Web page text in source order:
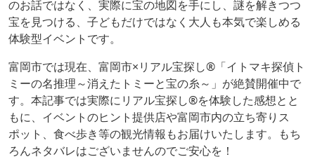
のお話ではなく、実際に宝の地図を手にし、謎を解きつつ
宝を見つける、子どもだけではなく大人も本気で楽しめる
体験型イベントです。
富岡市では現在、富岡市×リアル宝探し®「イトマキ探偵ト
ミーの名推理～消えたトミーと宝の糸～」が絶賛開催中で
す。本記事では実際にリアル宝探し®を体験した感想とと
もに、イベントのヒント提供店や富岡市内の立ち寄りス
ポット、食べ歩き等の観光情報もお届けいたします。もち
ろんネタバレはございませんのでご安心を！